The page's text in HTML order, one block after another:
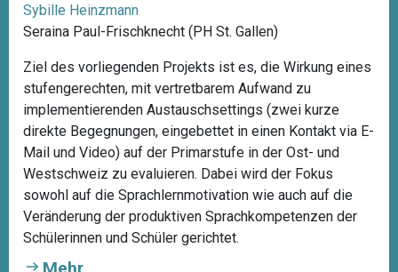
Sybille Heinzmann
Seraina Paul-Frischknecht (PH St. Gallen)
Ziel des vorliegenden Projekts ist es, die Wirkung eines
stufengerechten, mit vertretbarem Aufwand zu
implementierenden Austauschsettings (zwei kurze
direkte Begegnungen, eingebettet in einen Kontakt via E-
Mail und Video) auf der Primarstufe in der Ost- und
Westschweiz zu evaluieren. Dabei wird der Fokus
sowohl auf die Sprachlernmotivation wie auch auf die
Veränderung der produktiven Sprachkompetenzen der
Schülerinnen und Schüler gerichtet.
Mehr